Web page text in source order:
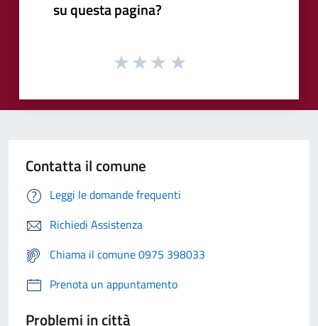
su questa pagina?
Contatta il comune
Leggi le domande frequenti
Richiedi Assistenza
Chiama il comune 0975 398033
Prenota un appuntamento
Problemi in città